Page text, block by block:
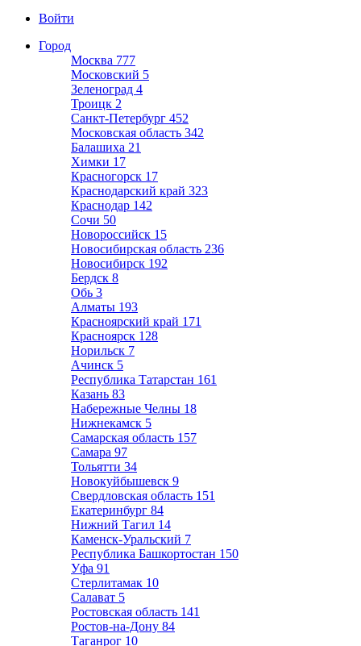
Войти
Город
Москва 777
Московский 5
Зеленоград 4
Троицк 2
Санкт-Петербург 452
Московская область 342
Балашиха 21
Химки 17
Красногорск 17
Краснодарский край 323
Краснодар 142
Сочи 50
Новороссийск 15
Новосибирская область 236
Новосибирск 192
Бердск 8
Обь 3
Алматы 193
Красноярский край 171
Красноярск 128
Норильск 7
Ачинск 5
Республика Татарстан 161
Казань 83
Набережные Челны 18
Нижнекамск 5
Самарская область 157
Самара 97
Тольятти 34
Новокуйбышевск 9
Свердловская область 151
Екатеринбург 84
Нижний Тагил 14
Каменск-Уральский 7
Республика Башкортостан 150
Уфа 91
Стерлитамак 10
Салават 5
Ростовская область 141
Ростов-на-Дону 84
Таганрог 10